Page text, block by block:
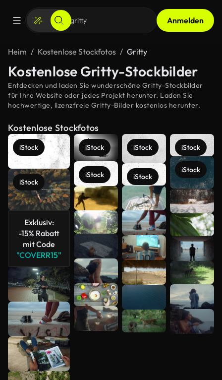
Anmelden
Heim Kostenlose Stockfotos Gritty
Kostenlose Gritty-Stockbilder
Entdecken und laden Sie wunderschöne Gritty-Stockbilder
für Ihre Website oder jedes Projekt herunter. Laden Sie
hochwertige, lizenzfreie Gritty-Bilder kostenlos herunter.
Kostenlose Stockfotos
iStock
iStock
Exklusiv:
-15% Rabatt
mit Code
"COVERR15"
iStock
iStock
iStock
iStock
iStock
iStock
Mehr
anzeigen